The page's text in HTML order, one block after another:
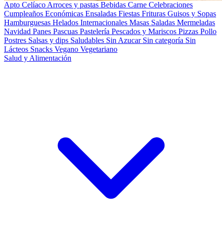
Apto Celíaco Arroces y pastas Bebidas Carne Celebraciones
Cumpleaños Económicas Ensaladas Fiestas Frituras Guisos y Sopas
Hamburguesas Helados Internacionales Masas Saladas Mermeladas
Navidad Panes Pascuas Pastelería Pescados y Mariscos Pizzas Pollo
Postres Salsas y dips Saludables Sin Azucar Sin categoría Sin
Lácteos Snacks Vegano Vegetariano
Salud y Alimentación